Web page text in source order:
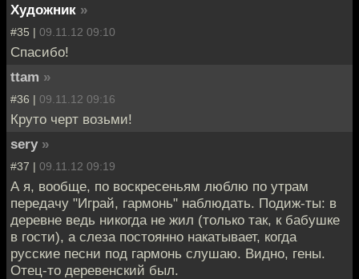
Художник »
#35 | 09.11.12 09:10
Спасибо!
ttam »
#36 | 09.11.12 09:16
Круто черт возьми!
sery »
#37 | 09.11.12 09:19
А я, вообще, по воскресеньям люблю по утрам
передачу "Играй, гармонь" наблюдать. Подиж-ты: в
деревне ведь никогда не жил (только так, к бабушке
в гости), а слеза постоянно накатывает, когда
русские песни под гармонь слушаю. Видно, гены.
Отец-то деревенский был.